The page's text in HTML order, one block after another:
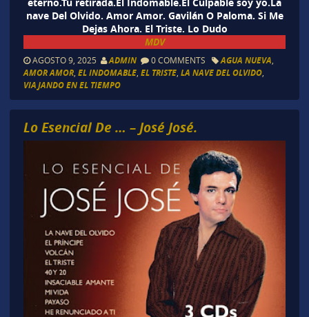
nave Del Olvido. Amor Amor. Gavilán O Paloma. Si Me
Dejas Ahora. El Triste. Lo Dudo
MDV
AGOSTO 9, 2025 ADMIN 0 COMMENTS AGUA NUEVA
AMOR AMOR, EL INDOMABLE, EL TRISTE, LA NAVE DEL OLVIDO,
VIAJANDO EN EL TIEMPO
Lo Esencial De … – José José.